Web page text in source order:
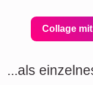
Collage
...als